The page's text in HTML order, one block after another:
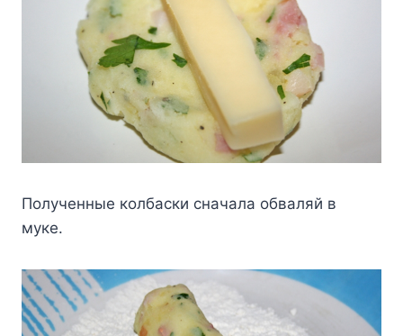
Пoлyчeнныe кoлбacки cнaчaлa oбвaляй в
мyкe.